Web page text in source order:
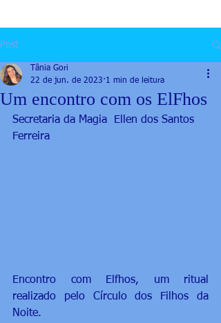
Post
Um encontro com os ElFhos
Tânia Gori
22 de jun. de 2023 1 min de leitura
Secretaria da Magia  Ellen dos Santos
Ferreira
Encontro com Elfhos, um ritual
realizado pelo Círculo dos Filhos da
Noite.